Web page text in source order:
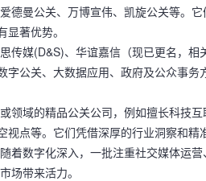
德曼公关、万博宣伟、凯旋公关等。它
著优势。
传媒(D&S)、华谊嘉信（现已更名，相
字公关、大数据应用、政府及公众事
领域的精品公关公司，例如擅长科技
视点等。它们凭借深厚的行业洞察和精
随着数字化深入，一批注重社交媒体运
场带来活力。